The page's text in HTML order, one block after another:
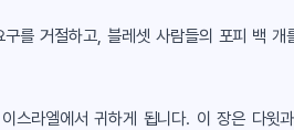
를 거절하고, 블레셋 사람들의 포피 백 개
스라엘에서 귀하게 됩니다. 이 장은 다윗